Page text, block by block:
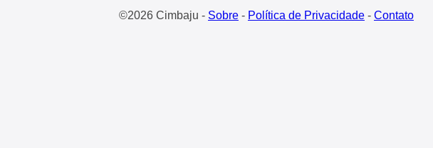
©2026 Cimbaju - Sobre- Política de Privacidade- Contato